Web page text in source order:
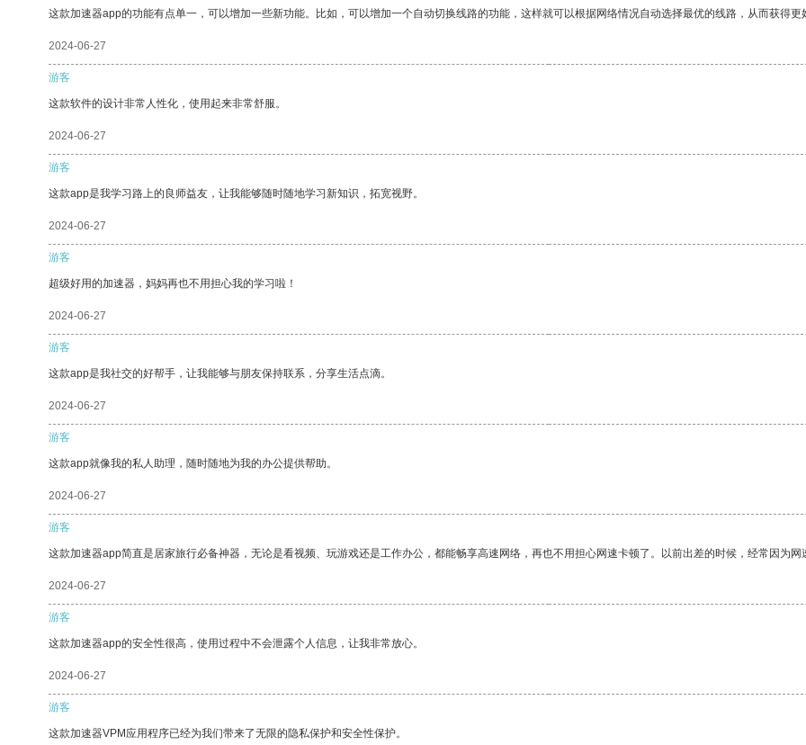
这款加速器app的功能有点单一，可以增加一些新功能。比如，可以增加一个自动切换线路的功能，这样就可以根据网络情况自动选择最优的线路，从而获得更
2024-06-27
游客
这款软件的设计非常人性化，使用起来非常舒服。
2024-06-27
游客
这款app是我学习路上的良师益友，让我能够随时随地学习新知识，拓宽视野。
2024-06-27
游客
超级好用的加速器，妈妈再也不用担心我的学习啦！
2024-06-27
游客
这款app是我社交的好帮手，让我能够与朋友保持联系，分享生活点滴。
2024-06-27
游客
这款app就像我的私人助理，随时随地为我的办公提供帮助。
2024-06-27
游客
这款加速器app简直是居家旅行必备神器，无论是看视频、玩游戏还是工作办公，都能畅享高速网络，再也不用担心网速卡顿了。以前出差的时候，经常因为
2024-06-27
游客
这款加速器app的安全性很高，使用过程中不会泄露个人信息，让我非常放心。
2024-06-27
游客
这款加速器VPM应用程序已经为我们带来了无限的隐私保护和安全性保护。